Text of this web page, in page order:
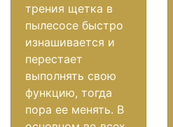
трения щетка в
пылесосе быстро
изнашивается и
перестает
выполнять свою
функцию, тогда
пора ее менять. В